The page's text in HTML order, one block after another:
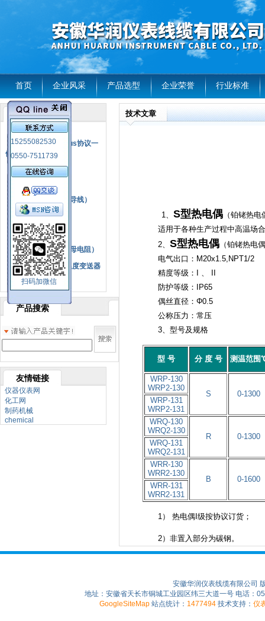
首页 企业风采 产品选型 企业荣誉 行业标准
15255082530
0550-7511739
扫码加微信
产品列表
风电温度传感器
RS485通讯modbus协议一
体化现场智能仪表
热电偶
热电偶补偿电缆（导线）
振动传感器
热电阻
铂热电阻元件（云母电阻）
SBW系列一体化温度变送器
双金属温度计
产品搜索
友情链接
仪器仪表网
化工网
制药机械
chemical
技术文章
1、 S型热电偶 （铂铑热电
适用于各种生产过程中高温场
2、 S型热电偶 （铂铑热电
电气出口：M20x1.5,NPT1/2
精度等级：I 、 II
防护等级：IP65
偶丝直径：Φ0.5
公称压力：常压
3、型号及规格
型 号 分 度 号 测温范围
WRP-130
WRP2-130
S 0-1300
WRP-131
WRP2-131
WRQ-130
WRQ2-130
R 0-1300
WRQ-131
WRQ2-131
WRR-130
WRR2-130
B 0-1600
WRR-131
WRR2-131
1） 热电偶I级按协议订货；
2）非置入部分为碳钢。
安徽华润仪表线缆有限公司
地址：安徽省天长市铜城工业园区纬三大道一号 电话：
GoogleSiteMap 站点统计： 1477494 技术支持： 仪